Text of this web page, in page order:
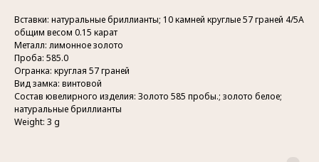
Вставки: натуральные бриллианты; 10 камней круглые 57 граней 4/5А
общим весом 0.15 карат
Металл: лимонное золото
Проба: 585.0
Огранка: круглая 57 граней
Вид замка: винтовой
Состав ювелирного изделия: Золото 585 пробы.; золото белое;
натуральные бриллианты
Weight: 3 g